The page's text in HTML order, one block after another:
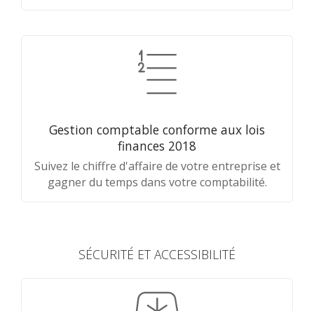
Gestion comptable conforme aux lois
finances 2018
Suivez le chiffre d'affaire de votre entreprise et
gagner du temps dans votre comptabilité.
SÉCURITÉ ET ACCESSIBILITÉ